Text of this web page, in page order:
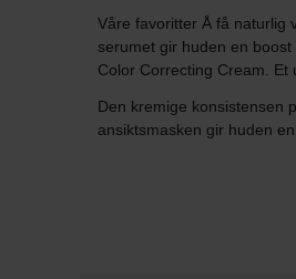
Våre favoritter Å få naturlig
serumet gir huden en
Color Correcting Cream.
Den kremige konsistensen
ansiktsmasken gir huden